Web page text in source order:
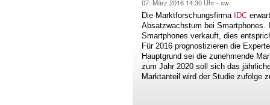
07. März 2016 14:30 Uhr - sw
Die Marktforschungsfirma IDC
Absatzwachstum bei Smartphones.
Smartphones verkauft, dies
Für 2016 prognostizieren die
Hauptgrund sei die zunehmende
zum Jahr 2020 soll sich das
Marktanteil wird der Studie zufolge